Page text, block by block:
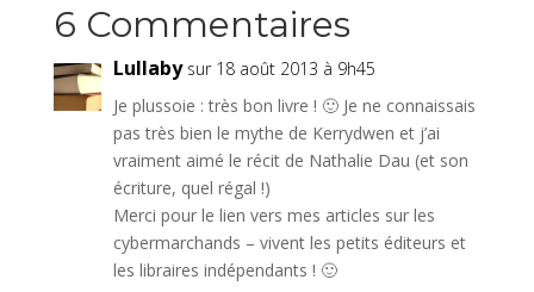
6 Commentaires
Lullaby sur 18 août 2013 à 9h45
Je plussoie : très bon livre ! 🙂 Je ne connaissais
pas très bien le mythe de Kerrydwen et j’ai
vraiment aimé le récit de Nathalie Dau (et son
écriture, quel régal !)
Merci pour le lien vers mes articles sur les
cybermarchands – vivent les petits éditeurs et
les libraires indépendants ! 🙂